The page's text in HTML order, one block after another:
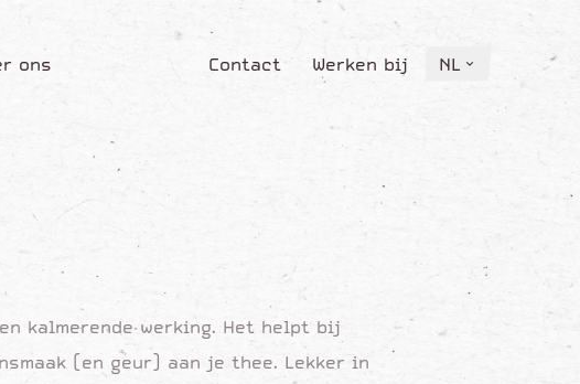
ons Contact Werken bij NL
Contact Werken bij
kalmerende werking. Het helpt bij
(en geur) aan je thee. Lekker in